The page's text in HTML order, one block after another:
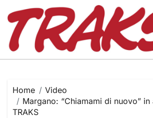
content
Home
Video
Margano: “Chiamami di nuovo”
TRAKS